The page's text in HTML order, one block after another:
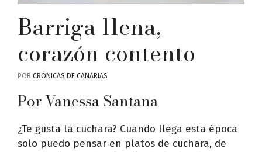
Barriga llena,
corazón contento
POR CRÓNICAS DE CANARIAS
Por Vanessa Santana
¿Te gusta la cuchara? Cuando llega esta época
solo puedo pensar en platos de cuchara, de